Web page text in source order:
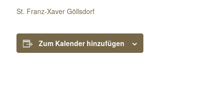
St. Franz-Xaver Göllsdorf
Zum Kalender hinzufügen